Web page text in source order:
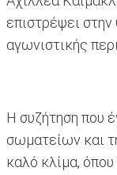
επιστρέψει
αγωνιστικής
Η συζήτηση που
σωματείων και
καλό κλίμα,